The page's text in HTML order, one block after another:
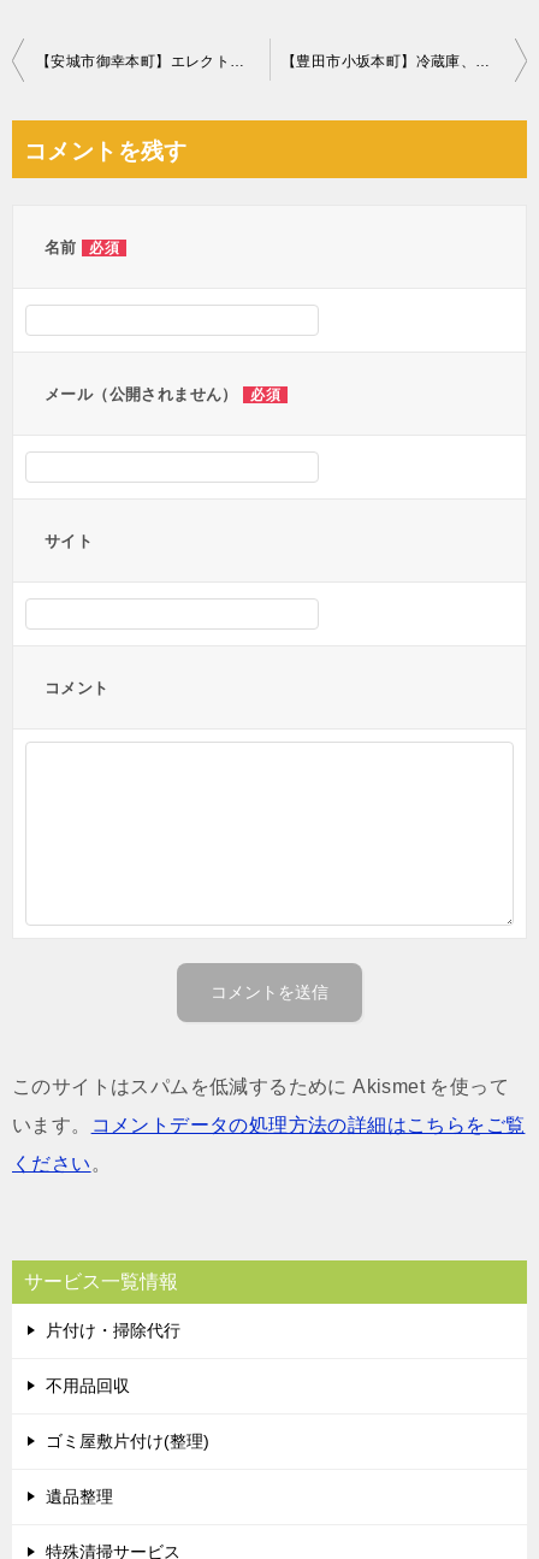
投
ビ
ョ
【安城市御幸本町】エレクトーン、椅子の回収・処分ご依頼 【豊田市小坂本町】冷蔵庫、マットレス付きシングルベッド等の回収
コメントを残す
名前 必須
メール（公開されません） 必須
サイト
コメント
このサイトはスパムを低減するために Akismet を使って
います。
コメントデータの処理方法の詳細はこちらをご覧
ください 。
サービス一覧情報
片付け・掃除代行
不用品回収
ゴミ屋敷片付け(整理)
遺品整理
特殊清掃サービス